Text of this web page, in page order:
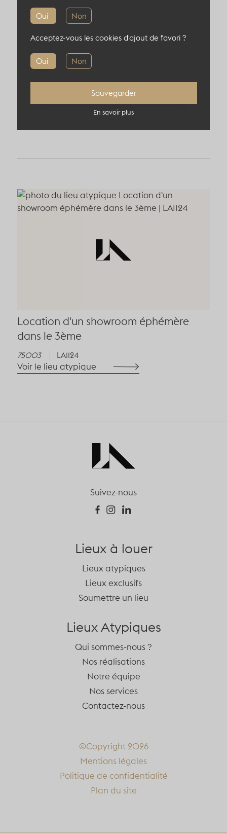
Capacité du lieu atypique
Informations complémentaires
Localisation : 75003, Paris, France
Location d'un showroom éphémère
dans le 3ème
75003 LA1124
Voir le lieu atypique
Suivez-nous
Lieux à louer
Lieux atypiques
Lieux exclusifs
Soumettre un lieu
Lieux Atypiques
Qui sommes-nous ?
Nos réalisations
Notre équipe
Nos services
Contactez-nous
©Copyright 2026
Mentions légales
Politique de confidentialité
Plan du site
Oui Non
Oui Non
Acceptez-vous les cookies d'ajout de favori ?
Sauvegarder
En savoir plus